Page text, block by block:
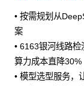
• 按需规划从
案
• 6163银河线路检
算力成本直降30%
• 模型选型服务，